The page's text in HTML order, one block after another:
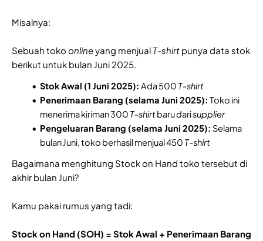
Misalnya:
Sebuah toko onlineyang menjual T-shirt punya data stok
berikut untuk bulan Juni 2025.
Stok Awal (1 Juni 2025): Ada 500 T-shirt
Penerimaan Barang (selama Juni 2025): Toko ini
menerima kiriman 300 T-shirtbaru darisupplier
Pengeluaran Barang (selama Juni 2025): Selama
bulan Juni, toko berhasil menjual 450 T-shirt
Bagaimana menghitung Stock on Hand toko tersebut di
akhir bulan Juni?
Kamu pakai rumus yang tadi:
Stock on Hand (SOH) = Stok Awal + Penerimaan Barang